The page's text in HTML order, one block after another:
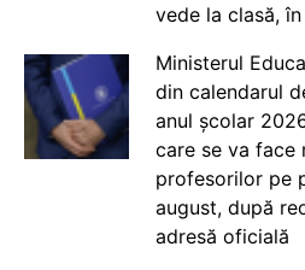
vede la clasă,
Ministerul
din calendarul
anul școlar
care se va face
profesorilor pe
august, după
adresă oficială